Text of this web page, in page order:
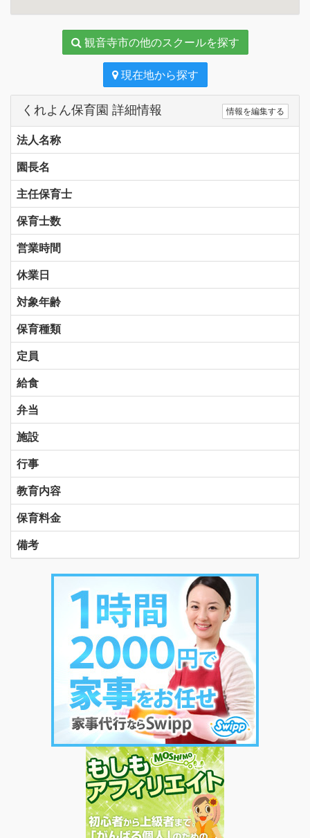
観音寺市の他のスクールを探す
現在地から探す
くれよん保育園 詳細情報 情報を編集する
法人名称
園長名
主任保育士
保育士数
営業時間
休業日
対象年齢
保育種類
定員
給食
弁当
施設
行事
教育内容
保育料金
備考